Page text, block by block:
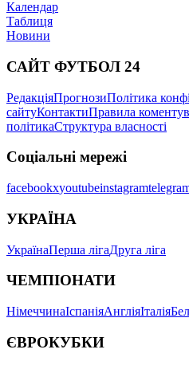
Календар
Таблиця
Новини
САЙТ ФУТБОЛ 24
РедакціяПрогнозиПолітика
сайтуКонтактиПравила
політикаСтруктура власності
Соціальні мережі
facebookxyoutubeinstagram
УКРАЇНА
УкраїнаПерша лігаДруга ліга
ЧЕМПІОНАТИ
НімеччинаІспаніяАнгліяІталія
ЄВРОКУБКИ